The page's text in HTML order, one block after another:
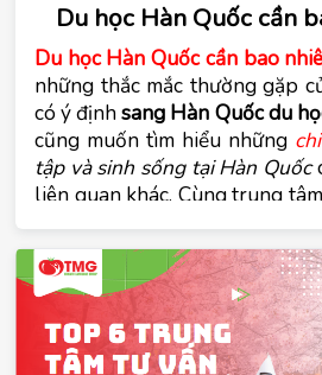
Du học Hàn Quốc cần
Du học Hàn Quốc cần bao
những thắc mắc thường gặp
có ý định sang Hàn Quốc du
cũng muốn tìm hiểu những
tập và sinh sống tại Hàn Quốc
liên quan khác. Cùng trung tâm
Quốc Tomato tìm hiểu về các
viết dưới đây.